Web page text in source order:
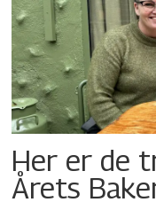
Her er de
Årets